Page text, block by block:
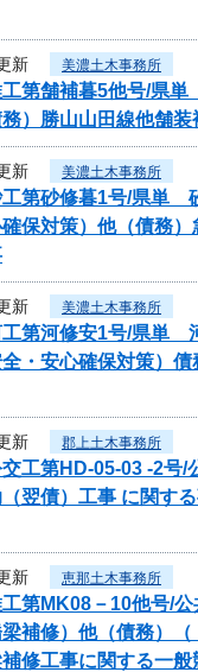
新 美濃土木事務所
工第舗補暮5他号/県
務）勝山山田線他舗
新 美濃土木事務所
工第砂修暮1号/県単
保対策）他（債務
新 美濃土木事務所
工第河修安1号/県単
全・安心確保対策）
新 郡上土木事務所
交工第HD-05-03 -2号/
翌債）工事 に関す
新 恵那土木事務所
工第MK08－10他号/
補修）他（債務）（
修工事に関する一般